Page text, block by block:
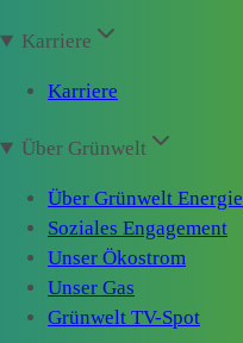
Karriere
Karriere
Über Grünwelt
Über Grünwelt Energie
Soziales Engagement
Unser Ökostrom
Unser Gas
Grünwelt TV-Spot